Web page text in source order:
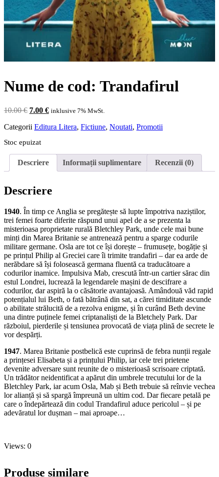
Nume de cod: Trandafirul
10.00€ Prețul
a
10.00 €.
7.00 €Prețul
este:
inklusive 7% MwSt.
Categorii Editura Litera, Fictiune, Noutati, Promotii
Stoc epuizat
Descriere Informații suplimentare Recenzii (0)
Descriere
1940. În timp ce Anglia se pregătește să lupte împotriva naziștilor,
trei femei foarte diferite răspund unui apel de a se prezenta la
misterioasa proprietate rurală Bletchley Park, unde cele mai bune
minți din Marea Britanie se antrenează pentru a sparge codurile
militare germane. Osla are tot ce își dorește – frumusețe, bogăție și
pe prințul Philip al Greciei care îi trimite trandafiri – dar ea arde de
nerăbdare să își folosească germana fluentă ca traducătoare a
codurilor inamice. Impulsiva Mab, crescută într-un cartier sărac din
estul Londrei, lucrează la legendarele mașini de descifrare a
codurilor, dar aspiră la o căsătorie avantajoasă. Amândouă văd rapid
potențialul lui Beth, o fată bătrână din sat, a cărei timiditate ascunde
o abilitate strălucită de a rezolva enigme, și în curând Beth devine
una dintre puținele femei criptanaliști de la Bletchely Park. Dar
războiul, pierderile și tensiunea provocată de viața plină de secrete le
vor despărți.
1947. Marea Britanie postbelică este cuprinsă de febra nunții regale
a prințesei Elisabeta și a prințului Philip, iar cele trei prietene
devenite adversare sunt reunite de o misterioasă scrisoare criptată.
Un trădător neidentificat a apărut din umbrele trecutului lor de la
Bletchley Park, iar acum Osla, Mab și Beth trebuie să reînvie vechea
lor alianță și să spargă împreună un ultim cod. Dar fiecare petală pe
care o îndepărtează din codul Trandafirul aduce pericolul – și pe
adevăratul lor dușman – mai aproape…
Views: 0
Produse similare